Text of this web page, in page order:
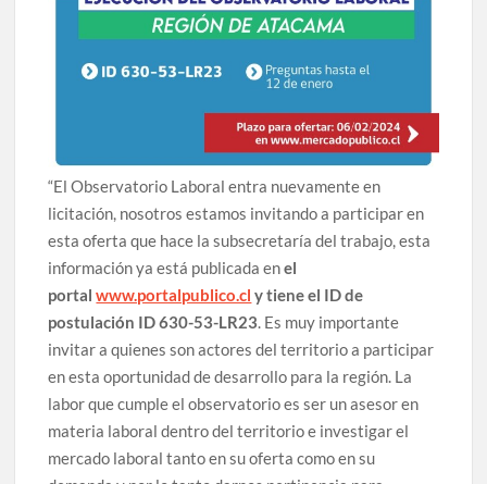
“El Observatorio Laboral entra nuevamente en
licitación, nosotros estamos invitando a participar en
esta oferta que hace la subsecretaría del trabajo, esta
información ya está publicada enel
portalwww.portalpublico.cl y tiene el ID de
postulación ID 630-53-LR23. Es muy importante
invitar a quienes son actores del territorio a participar
en esta oportunidad de desarrollo para la región. La
labor que cumple el observatorio es ser un asesor en
materia laboral dentro del territorio e investigar el
mercado laboral tanto en su oferta como en su